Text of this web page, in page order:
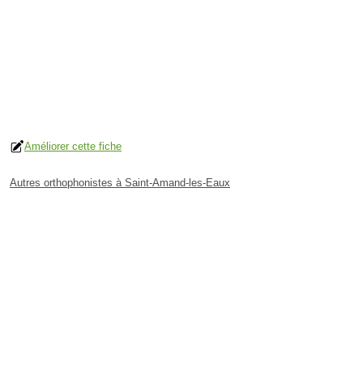
Améliorer cette fiche
Autres orthophonistes à Saint-Amand-les-Eaux